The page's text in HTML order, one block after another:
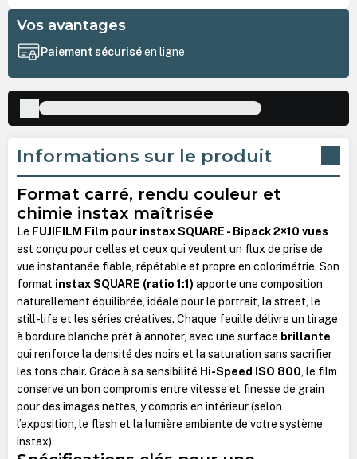
Vos avantages
Paiement sécuriséen ligne
Informations sur le produit
Format carré, rendu couleur et
chimie instax maîtrisée
Le FUJIFILM Film pour instax SQUARE - Bipack 2×10 vues
est conçu pour celles et ceux qui veulent un flux de prise de
vue instantanée fiable, répétable et propre en colorimétrie. Son
format instax SQUARE (ratio 1:1) apporte une composition
naturellement équilibrée, idéale pour le portrait, la street, le
still-life et les séries créatives. Chaque feuille délivre un tirage
à bordure blanche prêt à annoter, avec une surface brillante
qui renforce la densité des noirs et la saturation sans sacrifier
les tons chair. Grâce à sa sensibilité Hi-Speed ISO 800, le film
conserve un bon compromis entre vitesse et finesse de grain
pour des images nettes, y compris en intérieur (selon
l’exposition, le flash et la lumière ambiante de votre système
instax).